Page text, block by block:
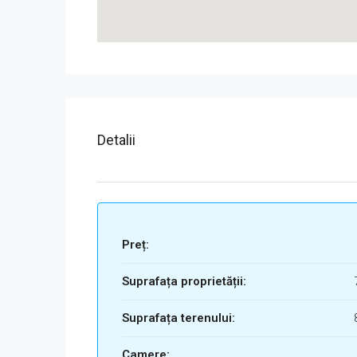
Detalii
Preț:
Suprafața proprietății:
Suprafața terenului: